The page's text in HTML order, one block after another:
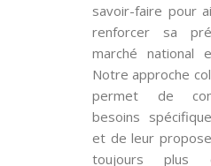
savoir-faire pour
renforcer sa
marché national
Notre approche
permet de
besoins
et de leur
toujours plus